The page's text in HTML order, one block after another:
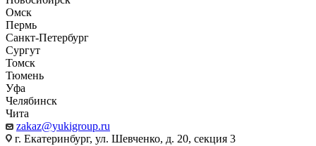
Омск
Пермь
Санкт-Петербург
Сургут
Томск
Тюмень
Уфа
Челябинск
Чита
zakaz@yukigroup.ru
г. Екатеринбург, ул. Шевченко, д. 20, секция 3